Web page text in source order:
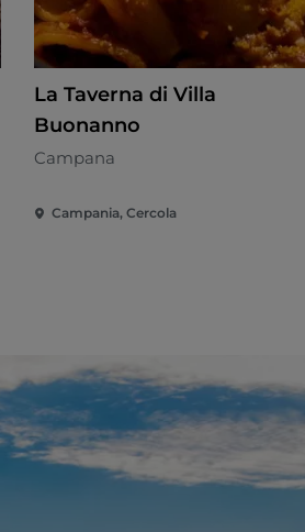
La Taverna di Villa
Buonanno
Campana
Campania, Cercola